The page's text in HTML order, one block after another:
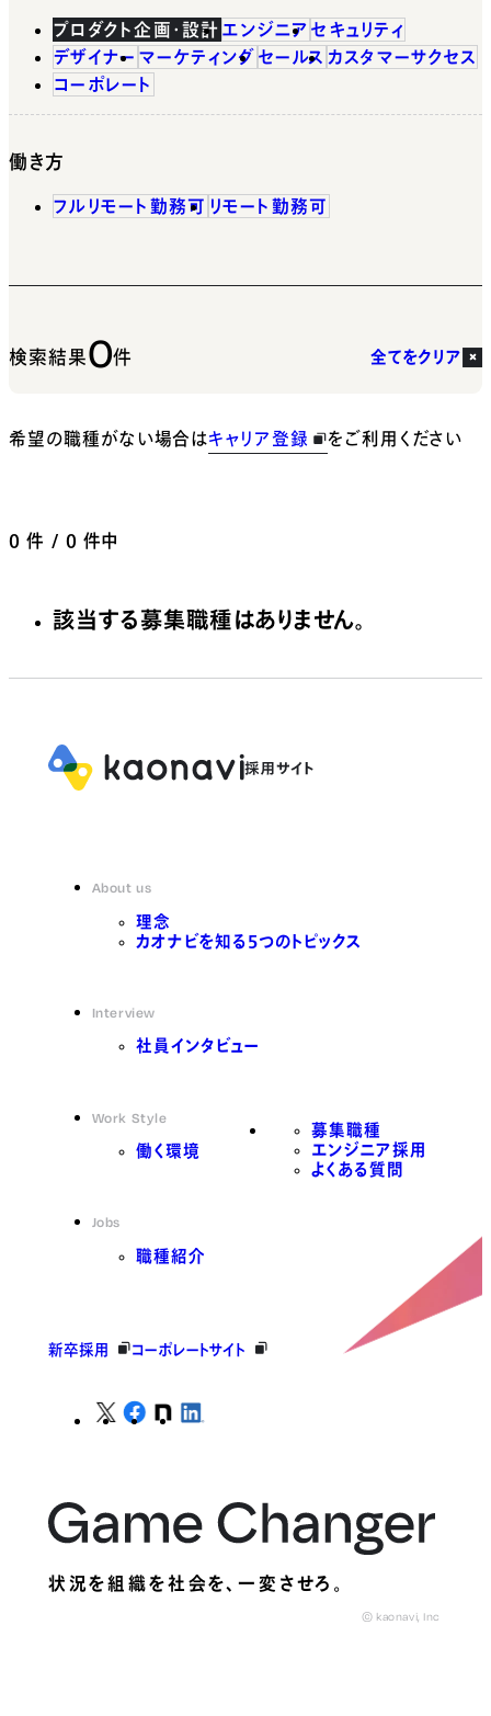
プロダクト企画・設計 エンジニア セキュリティ
デザイナー マーケティング セールス カスタマーサクセス
コーポレート
働き方
フルリモート勤務可 リモート勤務可
検索結果0件 全てをクリア
希望の職種がない場合はキャリア登録 をご利用ください
0 件 / 0 件中
該当する募集職種はありません。
About us
理念
カオナビを知る5つのトピックス
Interview
社員インタビュー
Work Style
働く環境
Jobs
職種紹介
募集職種
エンジニア採用
よくある質問
新卒採用 コーポレートサイト
状況を組織を社会を、一変させろ。
© kaonavi, Inc